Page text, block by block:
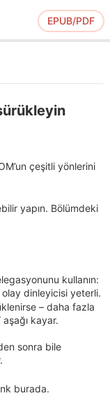
EPUB/PDF
çeşitli yönlerini
yapın. Bölümdeki
kullanın:
dinleyicisi yeterli.
– daha fazla
kayar.
sonra bile
burada.